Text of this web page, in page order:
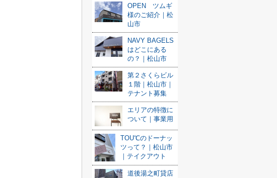
OPEN ツムギ
様のご紹介｜松
山市
NAVY BAGELS
はどこにある
の？｜松山市
第２さくらビル
１階｜松山市｜
テナント募集
エリアの特徴に
ついて｜事業用
TOU℃のドーナッ
ツって？｜松山市
｜テイクアウト
道後湯之町貸店